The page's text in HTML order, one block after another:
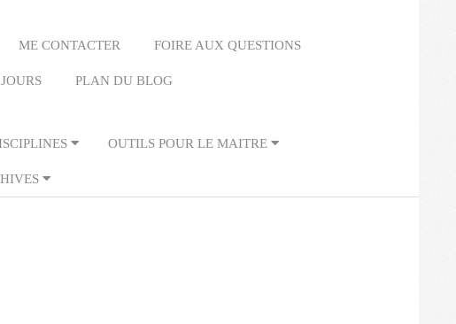
ME CONTACTER FOIRE AUX QUESTIONS
PLAN DU BLOG
OUTILS POUR LE MAITRE